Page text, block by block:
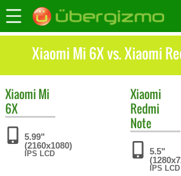
Xiaomi Mi 6X vs. Xiaomi
Xiaomi Mi
6X
5.99"
(2160x1080)
IPS LCD
Xiaomi
Redmi
Note
5.5"
IPS LCD